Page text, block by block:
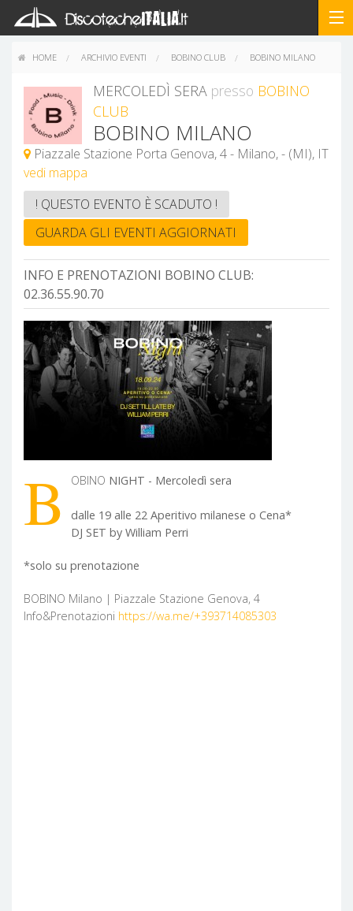
HOME ARCHIVIO EVENTI BOBINO CLUB BOBINO MILANO
MERCOLEDÌ SERA presso BOBINO
CLUB
BOBINO MILANO
Piazzale Stazione Porta Genova, 4 - Milano, - (MI), IT
vedi mappa
! QUESTO EVENTO È SCADUTO !
GUARDA GLI EVENTI AGGIORNATI
INFO E PRENOTAZIONI BOBINO CLUB:
02.36.55.90.70
B OBINO NIGHT - Mercoledì sera
dalle 19 alle 22 Aperitivo milanese o Cena*
DJ SET by William Perri
*solo su prenotazione
BOBINO Milano | Piazzale Stazione Genova, 4
Info&Prenotazioni https://wa.me/+393714085303